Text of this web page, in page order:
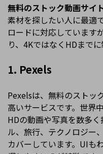
無料のストック動画サイ
素材を探したい人に最適
ロードに対応しています
り、4KではなくHDまで
1. Pexels
Pexelsは、無料のストッ
高いサービスです。世界
HDの動画や写真を数多
ル、旅行、テクノロジー
カバーしています。UIも